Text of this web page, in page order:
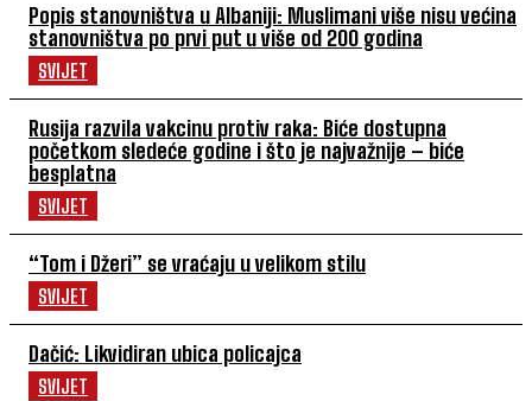
Popis stanovništva u Albaniji: Muslimani više nisu većina
stanovništva po prvi put u više od 200 godina
SVIJET
Rusija razvila vakcinu protiv raka: Biće dostupna
početkom sledeće godine i što je najvažnije – biće
besplatna
SVIJET
“Tom i Džeri” se vraćaju u velikom stilu
SVIJET
Dačić: Likvidiran ubica policajca
SVIJET